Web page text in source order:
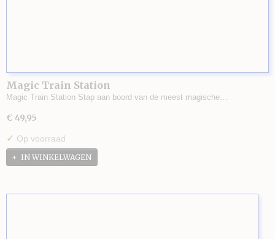
Magic Train Station
Magic Train Station Stap aan boord van de meest magische…
€ 49,95
✓ Op voorraad
IN WINKELWAGEN